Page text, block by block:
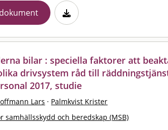
bilar : speciella faktorer att
drivsystem råd till
2017, studie
Lars · Palmkvist Krister
samhällsskydd och beredskap (MSB)